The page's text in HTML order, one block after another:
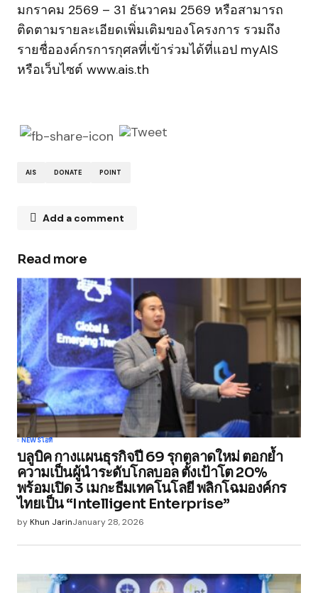
มกราคม 2569 – 31 ธันวาคม 2569 หรือสามารถ
ติดตามรายละเอียดเพิ่มเติมของโครงการ รวมถึง
รายชื่อองค์กรการกุศลที่เข้าร่วมได้ที่แอป myAIS
หรือเว็บไซต์ www.ais.th
AIS DONATE POINT
Add a comment
Your email address will not be published.
Required fields are marked
Comment*
Your Name*
Your E-mail*
Save my name, email, and website in this
browser for the next time I comment.
Read more
NEWSไอที
บลูบิค กางแผนธุรกิจปี 69 รุกตลาดใหม่ ตอกย้ำ
ความเป็นผู้นำระดับโกลบอล ตั้งเป้าโต 20%
พร้อมเปิด 3 เมกะธีมเทคโนโลยี พลิกโฉมองค์กร
ไทยเป็น “Intelligent Enterprise”
byKhun JarinJanuary 28, 2026